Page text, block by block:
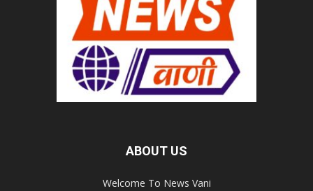
ABOUT US
Welcome To News Vani